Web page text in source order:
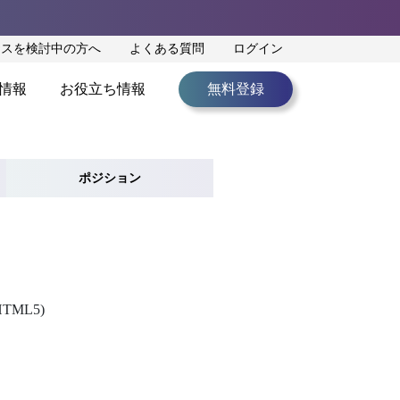
を検討中の方へ よくある質問 ログイン
報 お役立ち情報 無料登録
ポジション